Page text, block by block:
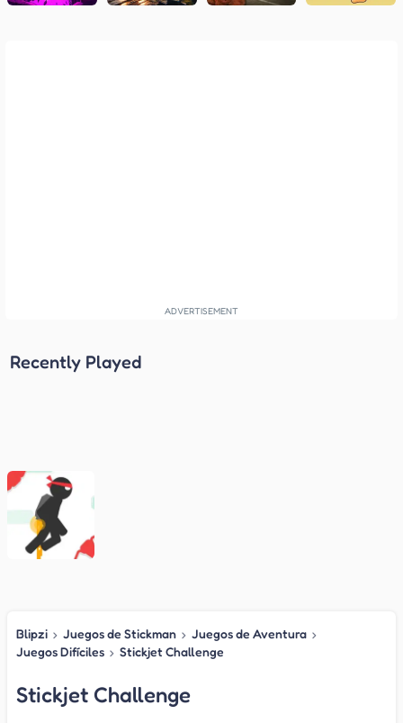
Recently Played
Blipzi › Juegos de Stickman › Juegos de Aventura ›
Juegos Difíciles › Stickjet Challenge
Stickjet Challenge